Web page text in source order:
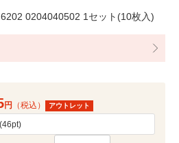
0204040502 1セット(10枚入)
円 （税込） アウトレット
(46pt)